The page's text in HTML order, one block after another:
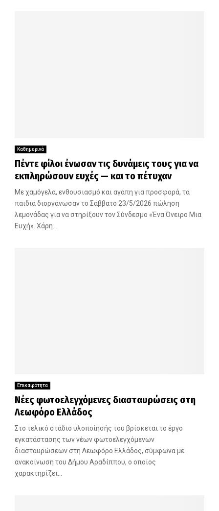
Καθημερινά
Πέντε φίλοι ένωσαν τις δυνάμεις τους για να
εκπληρώσουν ευχές — και το πέτυχαν
Με χαμόγελα, ενθουσιασμό και αγάπη για προσφορά, τα
παιδιά διοργάνωσαν το Σάββατο 23/5/2026 πώληση
λεμονάδας για να στηρίξουν τον Σύνδεσμο «Ένα Όνειρο Μια
Ευχή». Χάρη...
Επικαιρότητα
Νέες φωτοελεγχόμενες διασταυρώσεις στη
Λεωφόρο Ελλάδος
Στο τελικό στάδιο υλοποίησής του βρίσκεται το έργο
εγκατάστασης των νέων φωτοελεγχόμενων
διασταυρώσεων στη Λεωφόρο Ελλάδος, σύμφωνα με
ανακοίνωση του Δήμου Αραδίππου, ο οποίος
χαρακτηρίζει...